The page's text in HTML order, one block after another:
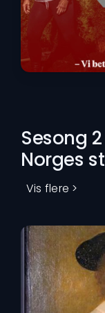
VG-saken
Sesong
Norges
Vis flere >